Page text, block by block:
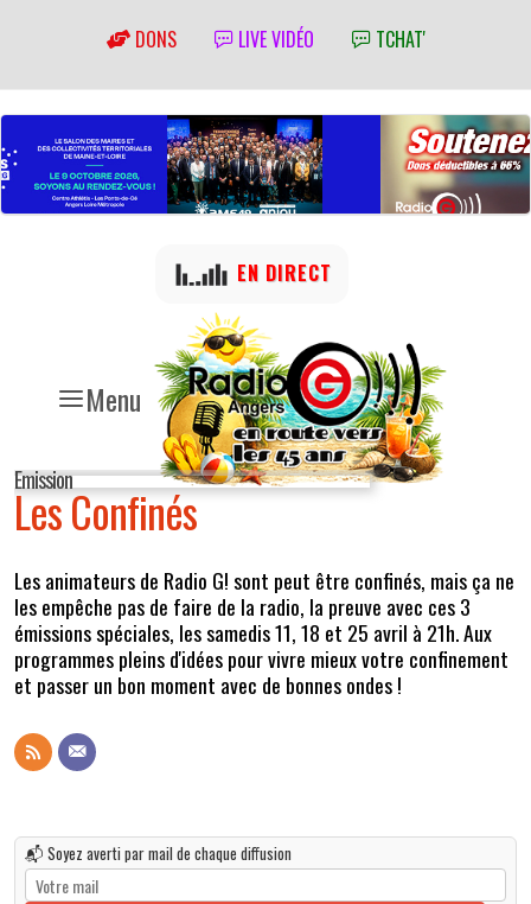
DONS LIVE VIDÉO TCHAT'
Menu
EN DIRECT
Emission
Les Confinés
Les animateurs de Radio G! sont peut être confinés, mais ça ne
les empêche pas de faire de la radio, la preuve avec ces 3
émissions spéciales, les samedis 11, 18 et 25 avril à 21h. Aux
programmes pleins d'idées pour vivre mieux votre confinement
et passer un bon moment avec de bonnes ondes !
📬 Soyez averti par mail de chaque diffusion